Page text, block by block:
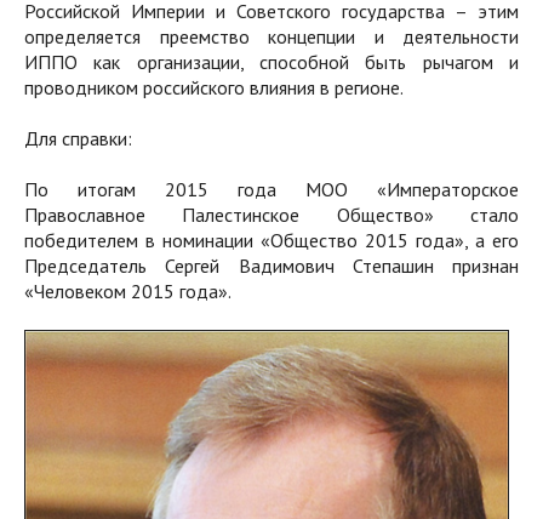
Российской Империи и Советского государства – этим
определяется преемство концепции и деятельности
ИППО как организации, способной быть рычагом и
проводником российского влияния в регионе.
Для справки:
По итогам 2015 года МОО «Императорское
Православное Палестинское Общество» стало
победителем в номинации «Общество 2015 года», а его
Председатель Сергей Вадимович Степашин признан
«Человеком 2015 года».